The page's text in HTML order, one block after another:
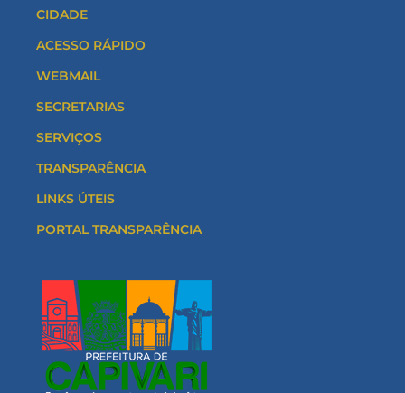
CIDADE
ACESSO RÁPIDO
WEBMAIL
SECRETARIAS
SERVIÇOS
TRANSPARÊNCIA
LINKS ÚTEIS
PORTAL TRANSPARÊNCIA